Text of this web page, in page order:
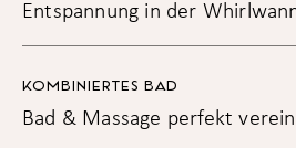
Mini Maniküre Feilen und Lackieren
Entspannung in der
Kleopatra Schönheitsbad:
KOMBINIERTES BAD
Bad & Massage perfekt